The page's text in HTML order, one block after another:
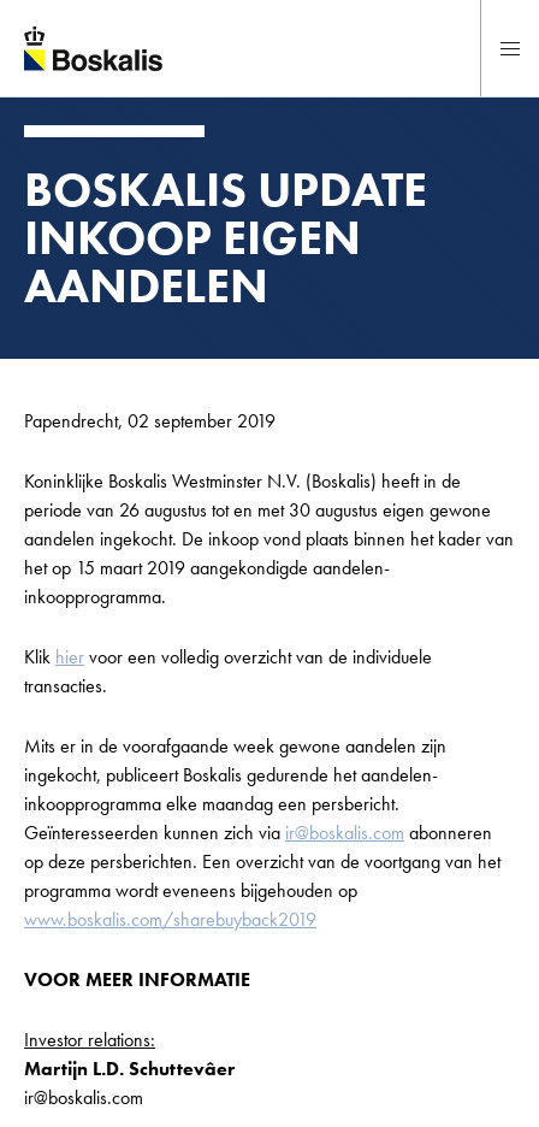
BOSKALIS UPDATE
INKOOP EIGEN
AANDELEN
Papendrecht, 02 september 2019
Koninklijke Boskalis Westminster N.V. (Boskalis) heeft in de
periode van 26 augustus tot en met 30 augustus eigen gewone
aandelen ingekocht. De inkoop vond plaats binnen het kader van
het op 15 maart 2019 aangekondigde aandelen-
inkoopprogramma.
Klik hiervoor een volledig overzicht van de individuele
transacties.
Mits er in de voorafgaande week gewone aandelen zijn
ingekocht, publiceert Boskalis gedurende het aandelen-
inkoopprogramma elke maandag een persbericht.
Geïnteresseerden kunnen zich via ir@boskalis.com abonneren
op deze persberichten. Een overzicht van de voortgang van het
programma wordt eveneens bijgehouden op
www.boskalis.com/sharebuyback2019
VOOR MEER INFORMATIE
Investor relations:
Martijn L.D. Schuttevâer
ir@boskalis.com